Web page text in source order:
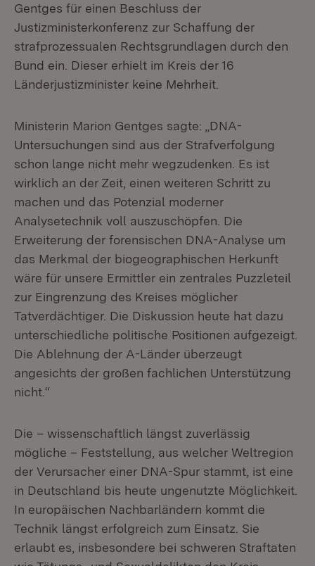
Gentges für einen Beschluss der
Justizministerkonferenz zur Schaffung der
strafprozessualen Rechtsgrundlagen durch den
Bund ein. Dieser erhielt im Kreis der 16
Länderjustizminister keine Mehrheit.
Ministerin Marion Gentges sagte: „DNA-
Untersuchungen sind aus der Strafverfolgung
schon lange nicht mehr wegzudenken. Es ist
wirklich an der Zeit, einen weiteren Schritt zu
machen und das Potenzial moderner
Analysetechnik voll auszuschöpfen. Die
Erweiterung der forensischen DNA-Analyse um
das Merkmal der biogeographischen Herkunft
wäre für unsere Ermittler ein zentrales Puzzleteil
zur Eingrenzung des Kreises möglicher
Tatverdächtiger. Die Diskussion heute hat dazu
unterschiedliche politische Positionen aufgezeigt.
Die Ablehnung der A-Länder überzeugt
angesichts der großen fachlichen Unterstützung
nicht.“
Die – wissenschaftlich längst zuverlässig
mögliche – Feststellung, aus welcher Weltregion
der Verursacher einer DNA-Spur stammt, ist eine
in Deutschland bis heute ungenutzte Möglichkeit.
In europäischen Nachbarländern kommt die
Technik längst erfolgreich zum Einsatz. Sie
erlaubt es, insbesondere bei schweren Straftaten